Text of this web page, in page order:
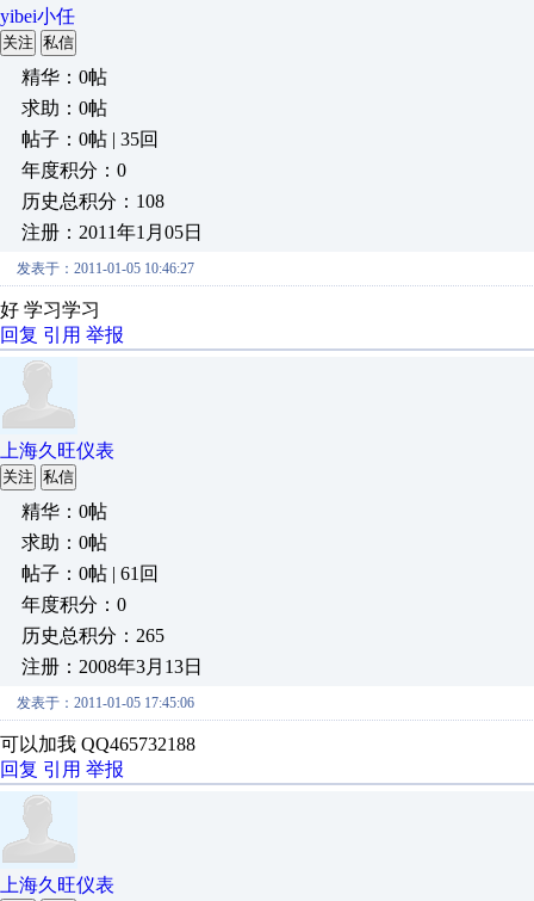
yibei小任
关注 私信
精华：0帖
求助：0帖
帖子：0帖 | 35回
年度积分：0
历史总积分：108
注册：2011年1月05日
发表于：2011-01-05 10:46:27
好 学习学习
回复 引用 举报
上海久旺仪表
关注 私信
精华：0帖
求助：0帖
帖子：0帖 | 61回
年度积分：0
历史总积分：265
注册：2008年3月13日
发表于：2011-01-05 17:45:06
可以加我 QQ465732188
回复 引用 举报
上海久旺仪表